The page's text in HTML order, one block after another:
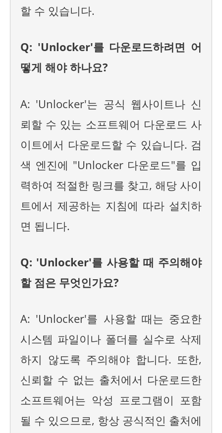
할 수 있습니다.
Q: 'Unlocker'를 다운로드하려면 어
떻게 해야 하나요?
A: 'Unlocker'는 공식 웹사이트나 신
뢰할 수 있는 소프트웨어 다운로드 사
이트에서 다운로드할 수 있습니다. 검
색 엔진에 "Unlocker 다운로드"를 입
력하여 적절한 링크를 찾고, 해당 사이
트에서 제공하는 지침에 따라 설치하
면 됩니다.
Q: 'Unlocker'를 사용할 때 주의해야
할 점은 무엇인가요?
A: 'Unlocker'를 사용할 때는 중요한
시스템 파일이나 폴더를 실수로 삭제
하지 않도록 주의해야 합니다. 또한,
신뢰할 수 없는 출처에서 다운로드한
소프트웨어는 악성 프로그램이 포함
될 수 있으므로, 항상 공식적인 출처에